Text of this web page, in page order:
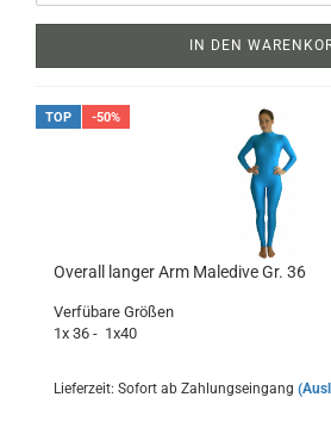
IN DEN
TOP -50%
Overall langer Arm Maledive Gr. 36
Verfübare Größen
1x 36 - 1x40
Lieferzeit: Sofort ab Zahlungseingang